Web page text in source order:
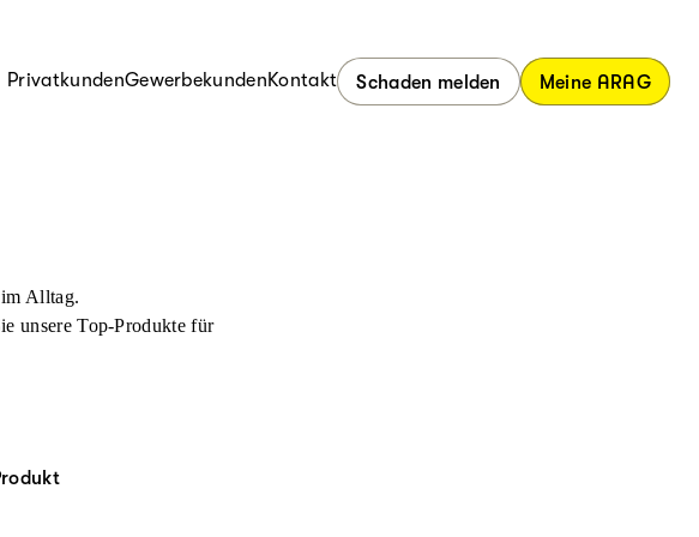
PrivatkundenGewerbekundenKontakt Schaden melden Meine ARAG
Alltag.
unsere Top-Produkte für